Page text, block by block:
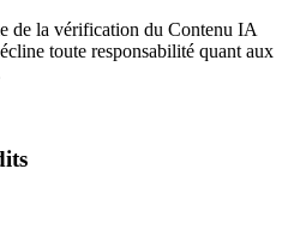
de la vérification du Contenu IA
toute responsabilité quant aux